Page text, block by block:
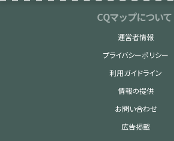
CQマップについて
運営者情報
プライバシーポリシー
利用ガイドライン
情報の提供
お問い合わせ
広告掲載